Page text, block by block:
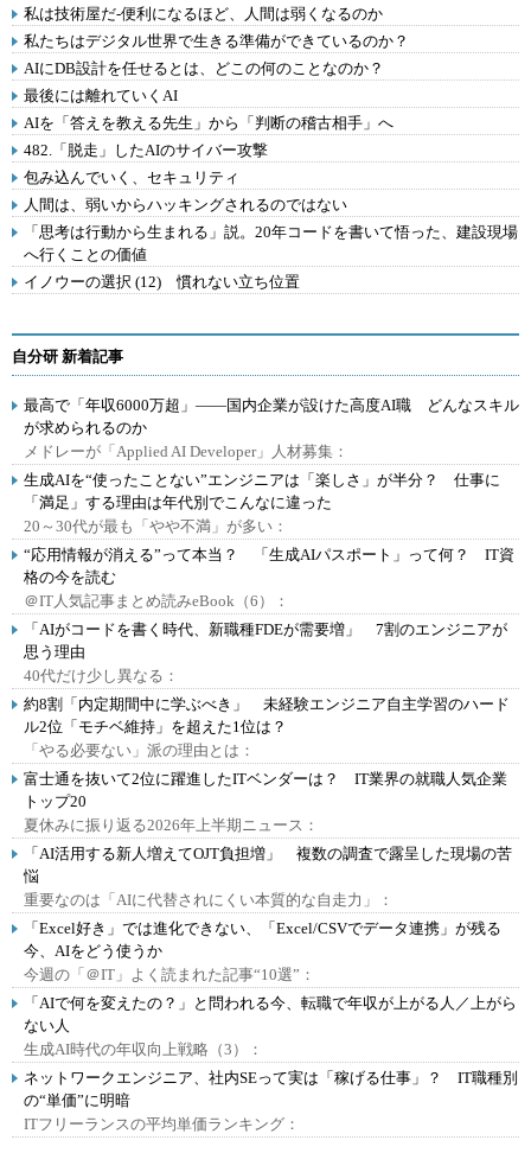
私は技術屋だ-便利になるほど、人間は弱くなるのか
私たちはデジタル世界で生きる準備ができているのか？
AIにDB設計を任せるとは、どこの何のことなのか？
最後には離れていくAI
AIを「答えを教える先生」から「判断の稽古相手」へ
482.「脱走」したAIのサイバー攻撃
包み込んでいく、セキュリティ
人間は、弱いからハッキングされるのではない
「思考は行動から生まれる」説。20年コードを書いて悟った、建設現場
へ行くことの価値
イノウーの選択 (12) 慣れない立ち位置
自分研 新着記事
最高で「年収6000万超」――国内企業が設けた高度AI職 どんなスキル
が求められるのか
メドレーが「Applied AI Developer」人材募集：
生成AIを“使ったことない”エンジニアは「楽しさ」が半分？ 仕事に
「満足」する理由は年代別でこんなに違った
20～30代が最も「やや不満」が多い：
“応用情報が消える”って本当？ 「生成AIパスポート」って何？ IT資
格の今を読む
＠IT人気記事まとめ読みeBook（6）：
「AIがコードを書く時代、新職種FDEが需要増」 7割のエンジニアが
思う理由
40代だけ少し異なる：
約8割「内定期間中に学ぶべき」 未経験エンジニア自主学習のハード
ル2位「モチベ維持」を超えた1位は？
「やる必要ない」派の理由とは：
富士通を抜いて2位に躍進したITベンダーは？ IT業界の就職人気企業
トップ20
夏休みに振り返る2026年上半期ニュース：
「AI活用する新人増えてOJT負担増」 複数の調査で露呈した現場の苦
悩
重要なのは「AIに代替されにくい本質的な自走力」：
「Excel好き」では進化できない、「Excel/CSVでデータ連携」が残る
今、AIをどう使うか
今週の「＠IT」よく読まれた記事“10選”：
「AIで何を変えたの？」と問われる今、転職で年収が上がる人／上がら
ない人
生成AI時代の年収向上戦略（3）：
ネットワークエンジニア、社内SEって実は「稼げる仕事」？ IT職種別
の“単価”に明暗
ITフリーランスの平均単価ランキング：